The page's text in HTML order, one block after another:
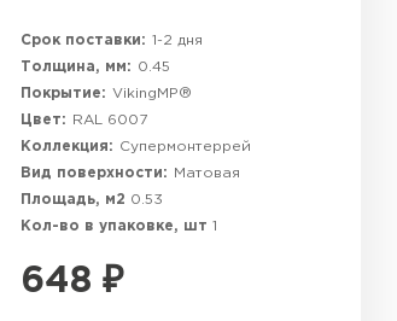
Срок поставки: 1-2 дня
Толщина, мм:
0.45
Покрытие: VikingMP®
Цвет:
RAL 6007
Коллекция:
Супермонтеррей
Вид поверхности:
Матовая
Площадь, м2 0.53
Кол-во в упаковке, шт 1
648 ₽